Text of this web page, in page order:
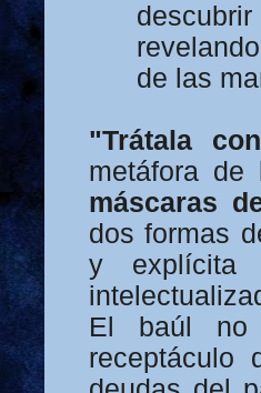
de las
"Trátala
metáfora de
máscaras
dos formas
y explícita
El baúl
receptáculo